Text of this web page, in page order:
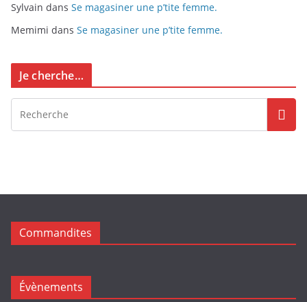
Sylvain dans Se magasiner une p’tite femme.
Memimi dans Se magasiner une p’tite femme.
Je cherche…
Commandites
Évènements